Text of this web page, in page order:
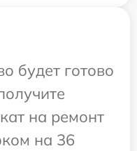
будет готово
на ремонт
на 36